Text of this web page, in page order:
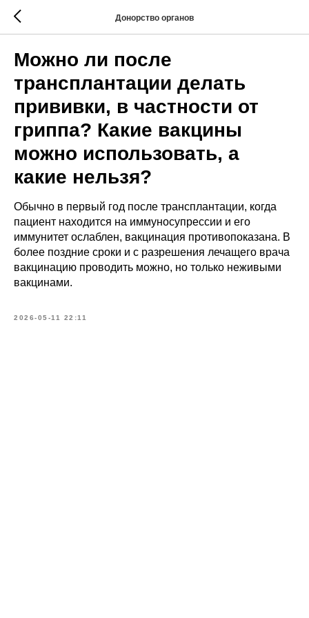
Донорство органов
Можно ли после
трансплантации делать
прививки, в частности от
гриппа? Какие вакцины
можно использовать, а
какие нельзя?
Обычно в первый год после трансплантации, когда
пациент находится на иммуносупрессии и его
иммунитет ослаблен, вакцинация противопоказана. В
более поздние сроки и с разрешения лечащего врача
вакцинацию проводить можно, но только неживыми
вакцинами.
2026-05-11 22:11